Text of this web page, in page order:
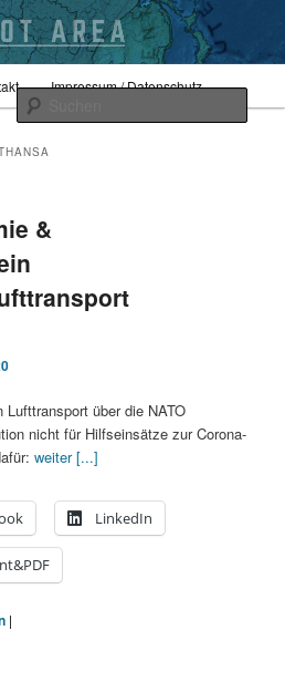
Impressum / Datenschutz
&
über die NATO
nicht für Hilfseinsätze zur Corona-
weiter [...]
LinkedIn
|